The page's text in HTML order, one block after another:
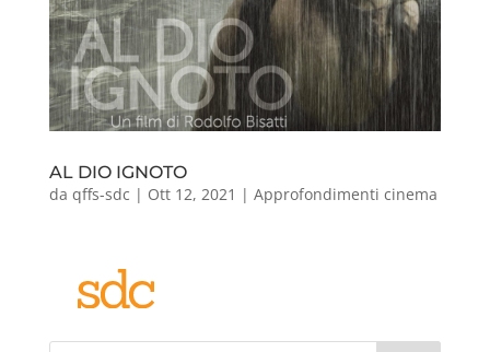
AL DIO IGNOTO
da qffs-sdc | Ott 12, 2021 | Approfondimenti cinema